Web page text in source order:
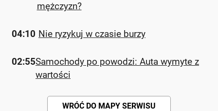
mężczyzn?
04:10 Nie ryzykuj w czasie burzy
02:55Samochody po powodzi: Auta wymyte z
wartości
WRÓĆ DO MAPY SERWISU